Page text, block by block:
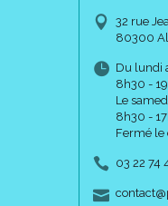
32 rue
80300
Du lundi
8h30 -
Le
8h30 -
Fermé
03 22 74
contact-
@